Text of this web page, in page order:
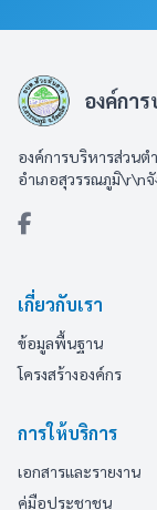
องค์กา
องค์การบริหารส่วน
อำเภอสุวรรณภูมิ\r\n
เกี่ยวกับเรา
ข้อมูลพื้นฐาน
โครงสร้างองค์กร
การให้บริการ
เอกสารและรายงาน
คู่มือประชาชน